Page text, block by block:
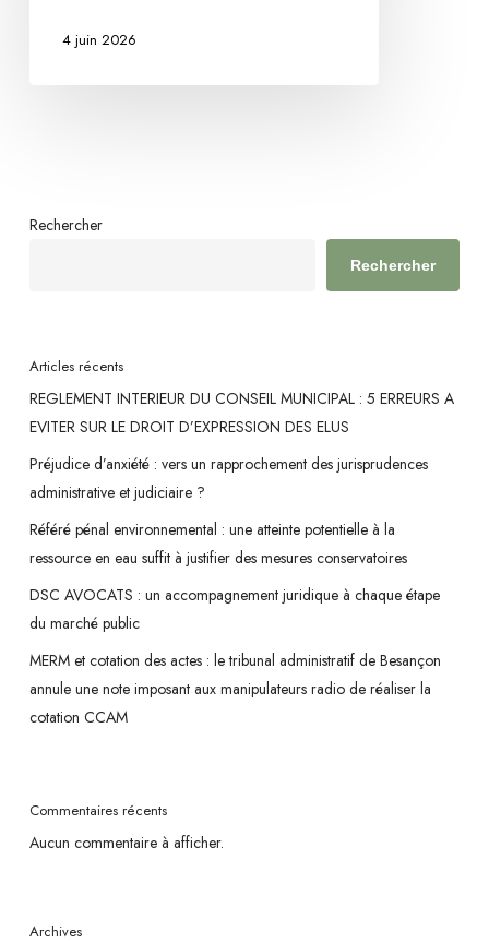
de
4 juin 2026
Rechercher
Rechercher
Articles récents
REGLEMENT INTERIEUR DU CONSEIL MUNICIPAL : 5 ERREURS A
EVITER SUR LE DROIT D’EXPRESSION DES ELUS
Préjudice d’anxiété : vers un rapprochement des jurisprudences
administrative et judiciaire ?
Référé pénal environnemental : une atteinte potentielle à la
ressource en eau suffit à justifier des mesures conservatoires
DSC AVOCATS : un accompagnement juridique à chaque étape
du marché public
MERM et cotation des actes : le tribunal administratif de Besançon
annule une note imposant aux manipulateurs radio de réaliser la
cotation CCAM
Commentaires récents
Aucun commentaire à afficher.
Archives